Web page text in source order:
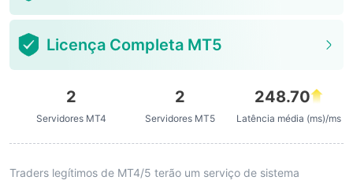
Licença Completa MT5
2
Servidores MT4
2
Servidores MT5
248.70
Latência média (ms)/ms
Traders legítimos de MT4/5 terão um serviço de sistema